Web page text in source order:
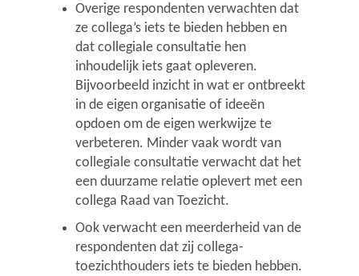
Overige respondenten verwachten dat
ze collega’s iets te bieden hebben en
dat collegiale consultatie hen
inhoudelijk iets gaat opleveren.
Bijvoorbeeld inzicht in wat er ontbreekt
in de eigen organisatie of ideeën
opdoen om de eigen werkwijze te
verbeteren. Minder vaak wordt van
collegiale consultatie verwacht dat het
een duurzame relatie oplevert met een
collega Raad van Toezicht.
Ook verwacht een meerderheid van de
respondenten dat zij collega-
toezichthouders iets te bieden hebben.